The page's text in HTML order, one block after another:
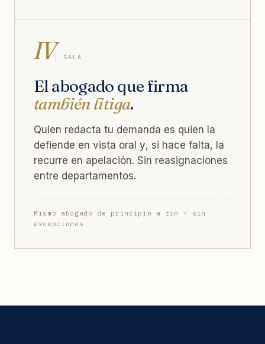
IV SALA
El abogado que firma
también litiga.
Quien redacta tu demanda es quien la
defiende en vista oral y, si hace falta, la
recurre en apelación. Sin reasignaciones
entre departamentos.
Mismo abogado de principio a fin · sin
excepciones